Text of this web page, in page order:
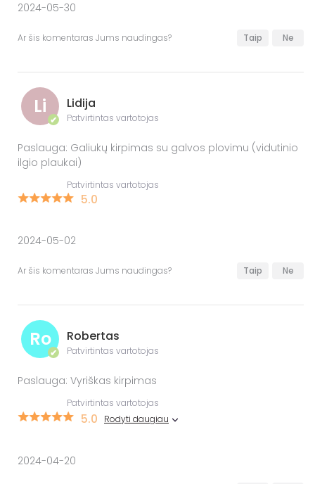
2024-05-30
Ar šis komentaras Jums naudingas? Taip Ne
Li
✔
Lidija
Patvirtintas vartotojas
Paslauga: Galiukų kirpimas su galvos plovimu (vidutinio
ilgio plaukai)
Patvirtintas vartotojas
5.0
2024-05-02
Ar šis komentaras Jums naudingas? Taip Ne
Ro
✔
Robertas
Patvirtintas vartotojas
Paslauga: Vyriškas kirpimas
Patvirtintas vartotojas
5.0 Rodyti daugiau
2024-04-20